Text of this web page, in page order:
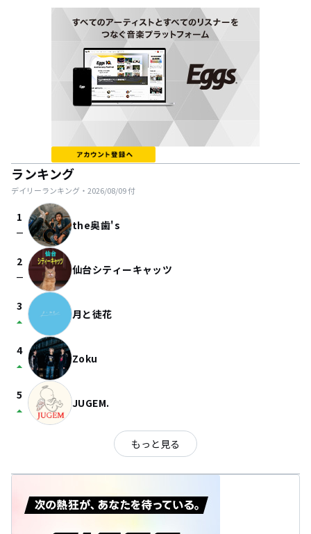
ランキング
デイリーランキング・ 2026/08/09付
1
check_indeterminate_small the奥歯's
2
check_indeterminate_small 仙台シティーキャッツ
3
arrow_drop_up 月と徒花
4
arrow_drop_up Zoku
5
arrow_drop_up JUGEM.
もっと見る